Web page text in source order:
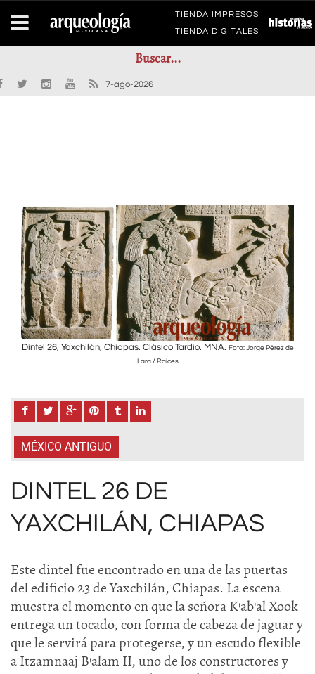
TIENDA IMPRESOS
TIENDA DIGITALES
7-ago-2026
Dintel 26, Yaxchilán, Chiapas. Clásico Tardío. MNA. Foto: Jorge Pérez de
Lara / Raíces
MÉXICO ANTIGUO
DINTEL 26 DE
YAXCHILÁN, CHIAPAS
Este dintel fue encontrado en una de las puertas
del edificio 23 de Yaxchilán, Chiapas. La escena
muestra el momento en que la señora K’ab’al Xook
entrega un tocado, con forma de cabeza de jaguar y
que le servirá para protegerse, y un escudo flexible
a Itzamnaaj B’alam II, uno de los constructores y